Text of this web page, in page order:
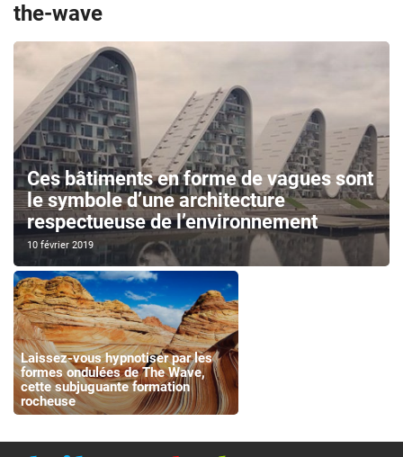
the-wave
Ces bâtiments en forme de vagues sont
le symbole d’une architecture
respectueuse de l’environnement
10 février 2019
Laissez-vous hypnotiser par les
formes ondulées de The Wave,
cette subjuguante formation
rocheuse